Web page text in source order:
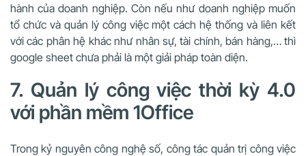
hành của doanh nghiệp. Còn nếu như doanh nghiệp muốn
tổ chức và quản lý công việc một cách hệ thống và liên kết
với các phân hệ khác như nhân sự, tài chính, bán hàng,… thì
google sheet chưa phải là một giải pháp toàn diện.
7. Quản lý công việc thời kỳ 4.0
với phần mềm 1Office
Trong kỷ nguyên công nghệ số, công tác quản trị công việc